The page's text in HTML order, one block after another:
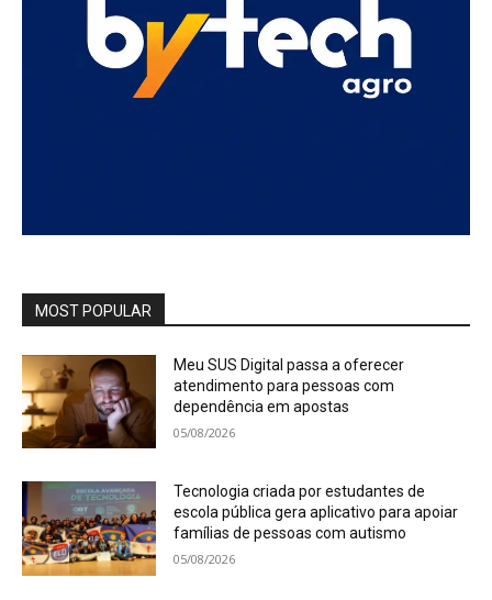
MOST POPULAR
Meu SUS Digital passa a oferecer
atendimento para pessoas com
dependência em apostas
05/08/2026
Tecnologia criada por estudantes de
escola pública gera aplicativo para apoiar
famílias de pessoas com autismo
05/08/2026